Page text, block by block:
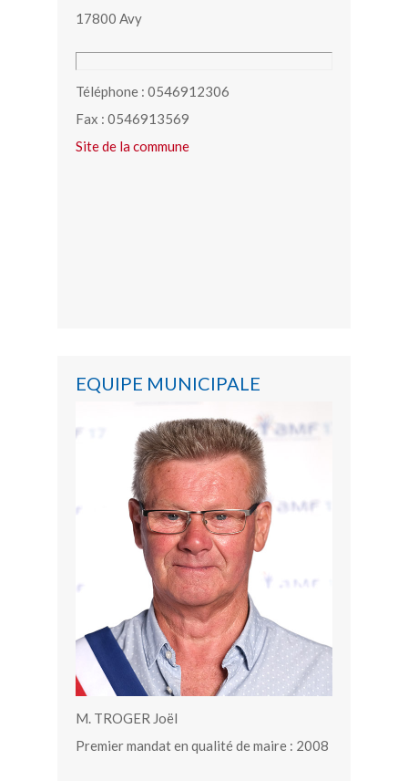
17800 Avy
Téléphone : 0546912306
Fax : 0546913569
Site de la commune
EQUIPE MUNICIPALE
M. TROGER Joël
Premier mandat en qualité de maire : 2008